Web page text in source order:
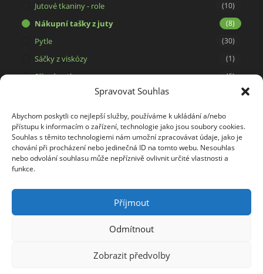
Spravovat Souhlas
Abychom poskytli co nejlepší služby, používáme k ukládání a/nebo
přístupu k informacím o zařízení, technologie jako jsou soubory cookies.
Souhlas s těmito technologiemi nám umožní zpracovávat údaje, jako je
chování při procházení nebo jedinečná ID na tomto webu. Nesouhlas
nebo odvolání souhlasu může nepříznivě ovlivnit určité vlastnosti a
funkce.
Příjmout
Odmítnout
Zobrazit předvolby
Jutové tkaniny - role (10)
Nákupní tašky z juty (8)
Pytle (30)
Sáčky z viskózy (1)
Síťové pytle (6)
Svíčky ze 100% včelího vosku
Tašky a dárkové pytlíky
Tašky na potisk (5)
Tkaniny (34)
Viskóza (1)
Copyright 2026 - Juta Bohemia s.r.o.